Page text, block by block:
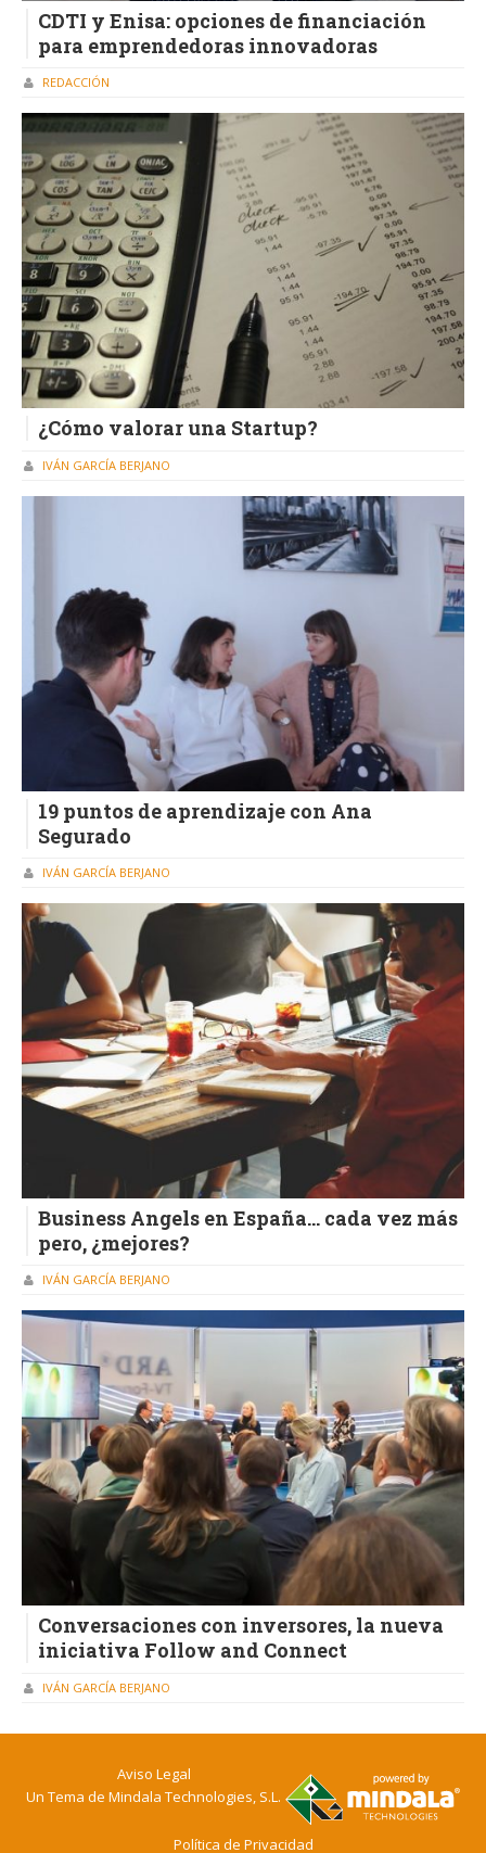
CDTI y Enisa: opciones de financiación
para emprendedoras innovadoras
REDACCIÓN
¿Cómo valorar una Startup?
IVÁN GARCÍA BERJANO
19 puntos de aprendizaje con Ana
Segurado
IVÁN GARCÍA BERJANO
Business Angels en España... cada vez más
pero, ¿mejores?
IVÁN GARCÍA BERJANO
Conversaciones con inversores, la nueva
iniciativa Follow and Connect
IVÁN GARCÍA BERJANO
Aviso Legal
Un Tema de Mindala Technologies, S.L.
Política de Privacidad